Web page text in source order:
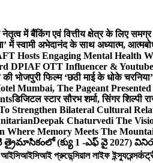
में बैंकिंग एवं वित्तीय क्षेत्र के लिए
में स्वामी अभेदानंद के साथ अध्यात्म,
Hosts Engaging Mental Health
DPIAF OTT Influencer &
की भोजपुरी फिल्म ‘छठी माई के धोके
Mumbai, The Pageant
डिजिटल स्टार सौरभ शर्मा, सिंगर शिल्पी
Strengthen Bilateral Cultural
Deepak Chaturvedi The
Where Memory Meets The
త్రైమాసికంలో (క్యు 1 -ఎఫ్ వై 2027)
প্রুডেন্সিয়াল লাইফ ইন্স্যুরেন্স